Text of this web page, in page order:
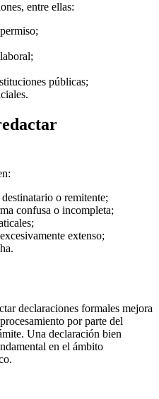
entre ellas:
públicas;
o remitente;
confusa o incompleta;
extenso;
declaraciones formales mejora
por parte del
Una declaración bien
en el ámbito